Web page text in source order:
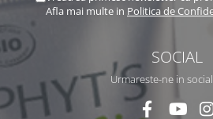
Afla mai multe in Politica de
SOCIAL
Urmareste-ne in